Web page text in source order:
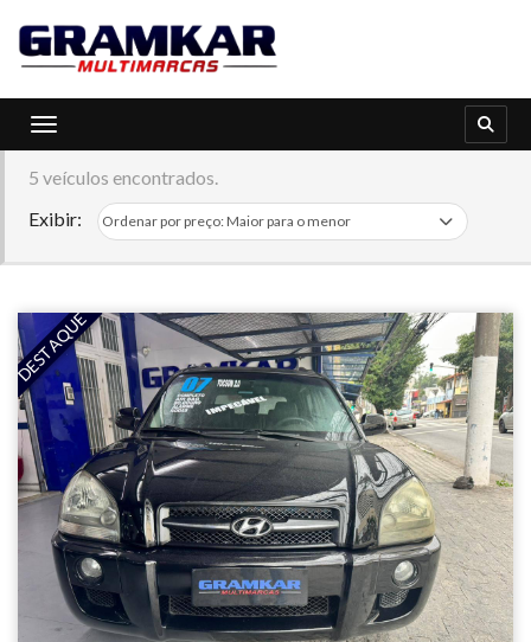
Toggle navigation
5 veículos encontrados.
Exibir:
DESTAQUE